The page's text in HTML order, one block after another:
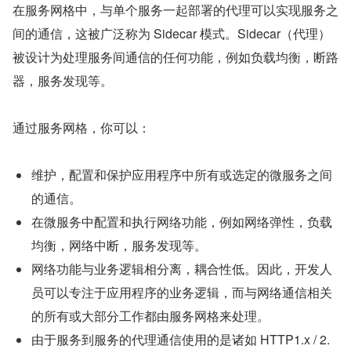
在服务网格中，与单个服务一起部署的代理可以实现服务之
间的通信，这被广泛称为 Sidecar 模式。Sidecar（代理）
被设计为处理服务间通信的任何功能，例如负载均衡，断路
器，服务发现等。
通过服务网格，你可以：
维护，配置和保护应用程序中所有或选定的微服务之间
的通信。
在微服务中配置和执行网络功能，例如网络弹性，负载
均衡，网络中断，服务发现等。
网络功能与业务逻辑相分离，耦合性低。因此，开发人
员可以专注于应用程序的业务逻辑，而与网络通信相关
的所有或大部分工作都由服务网格来处理。
由于服务到服务的代理通信使用的是诸如 HTTP1.x / 2.